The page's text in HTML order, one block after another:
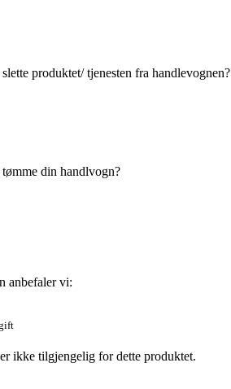
produktet/ tjenesten fra handlevognen?
din handlvogn?
anbefaler vi:
ikke tilgjengelig for dette produktet.